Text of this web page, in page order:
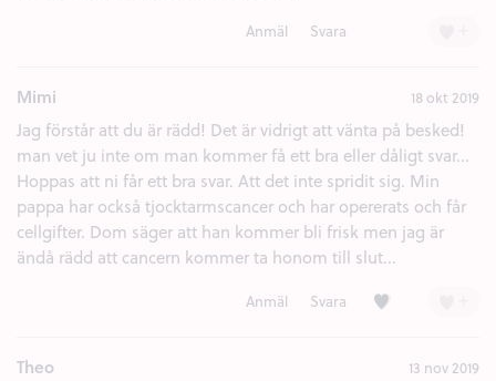
Anmäl Svara
Mimi 18 okt 2019
Jag förstår att du är rädd! Det är vidrigt att vänta på besked!
man vet ju inte om man kommer få ett bra eller dåligt svar...
Hoppas att ni får ett bra svar. Att det inte spridit sig. Min
pappa har också tjocktarmscancer och har opererats och får
cellgifter. Dom säger att han kommer bli frisk men jag är
ändå rädd att cancern kommer ta honom till slut...
Anmäl Svara Kärlek (1)
Theo 13 nov 2019